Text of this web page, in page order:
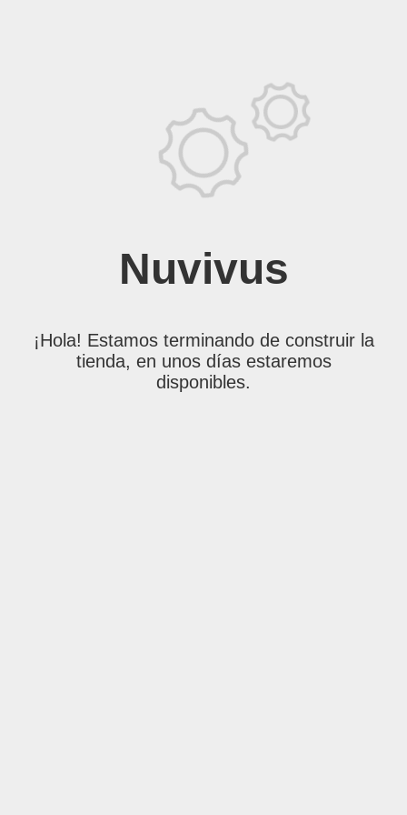
Nuvivus
¡Hola! Estamos terminando de construir la
tienda, en unos días estaremos
disponibles.